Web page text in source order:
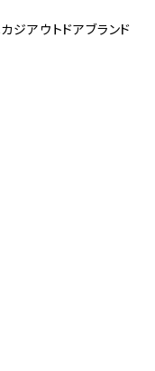
ジアウトドアブランド